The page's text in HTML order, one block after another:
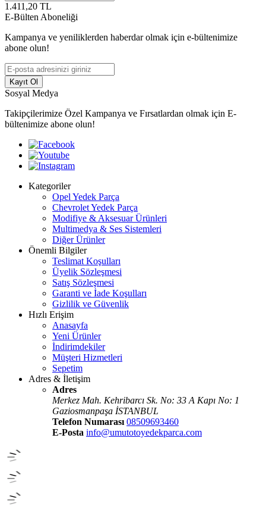
1.411,20 TL
E-Bülten Aboneliği
Kampanya ve yeniliklerden haberdar olmak için e-bültenimize
abone olun!
Kayıt Ol
Sosyal Medya
Takipçilerimize Özel Kampanya ve Fırsatlardan olmak için E-
bültenimize abone olun!
Kategoriler
Opel Yedek Parça
Chevrolet Yedek Parça
Modifiye & Aksesuar Ürünleri
Multimedya & Ses Sistemleri
Diğer Ürünler
Önemli Bilgiler
Teslimat Koşulları
Üyelik Sözleşmesi
Satış Sözleşmesi
Garanti ve İade Koşulları
Gizlilik ve Güvenlik
Hızlı Erişim
Anasayfa
Yeni Ürünler
İndirimdekiler
Müşteri Hizmetleri
Sepetim
Adres & İletişim
Adres
Merkez Mah. Kehribarcı Sk. No: 33 A Kapı No: 1
Gaziosmanpaşa İSTANBUL
Telefon Numarası 08509693460
E-Posta info@umutotoyedekparca.com